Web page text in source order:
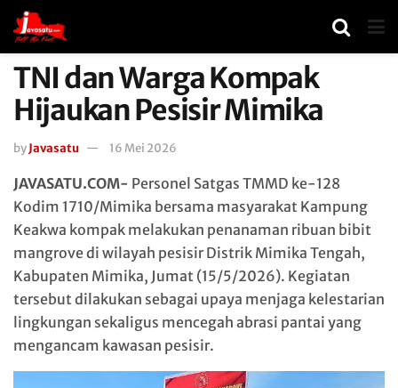
TNI dan Warga Kompak
Hijaukan Pesisir Mimika
byJavasatu 16 Mei 2026
JAVASATU.COM- Personel Satgas TMMD ke-128
Kodim 1710/Mimika bersama masyarakat Kampung
Keakwa kompak melakukan penanaman ribuan bibit
mangrove di wilayah pesisir Distrik Mimika Tengah,
Kabupaten Mimika, Jumat (15/5/2026). Kegiatan
tersebut dilakukan sebagai upaya menjaga kelestarian
lingkungan sekaligus mencegah abrasi pantai yang
mengancam kawasan pesisir.